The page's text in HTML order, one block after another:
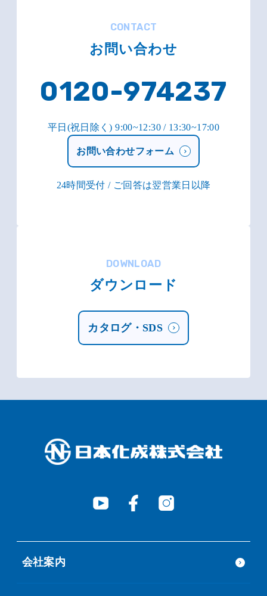
CONTACT
お問い合わせ
0120-974237
平日(祝日除く) 9:00~12:30 / 13:30~17:00
お問い合わせフォーム
24時間受付 / ご回答は翌営業日以降
DOWNLOAD
ダウンロード
カタログ・SDS
会社案内